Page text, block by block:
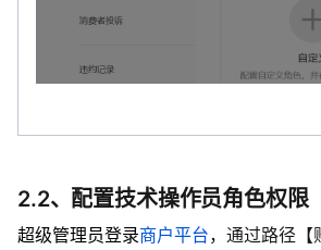
2.2、配置技术操作员角色权限
超级管理员登录商户平台，通过路径【